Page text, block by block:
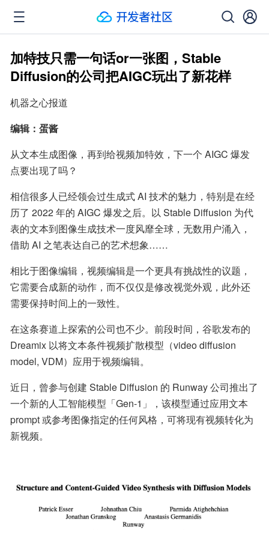
加特技只需一句话or一张图，Stable
Diffusion的公司把AIGC玩出了新花样
机器之心报道
编辑：蛋酱
从文本生成图像，再到给视频加特效，下一个 AIGC 爆发
点要出现了吗？
相信很多人已经领会过生成式 AI 技术的魅力，特别是在经
历了 2022 年的 AIGC 爆发之后。以 Stable Diffusion 为代
表的文本到图像生成技术一度风靡全球，无数用户涌入，
借助 AI 之笔表达自己的艺术想象……
相比于图像编辑，视频编辑是一个更具有挑战性的议题，
它需要合成新的动作，而不仅仅是修改视觉外观，此外还
需要保持时间上的一致性。
在这条赛道上探索的公司也不少。前段时间，谷歌发布的
Dreamix 以将文本条件视频扩散模型（video diffusion
model, VDM）应用于视频编辑。
近日，曾参与创建 Stable Diffusion 的 Runway 公司推出了
一个新的人工智能模型「Gen-1」，该模型通过应用文本
prompt 或参考图像指定的任何风格，可将现有视频转化为
新视频。